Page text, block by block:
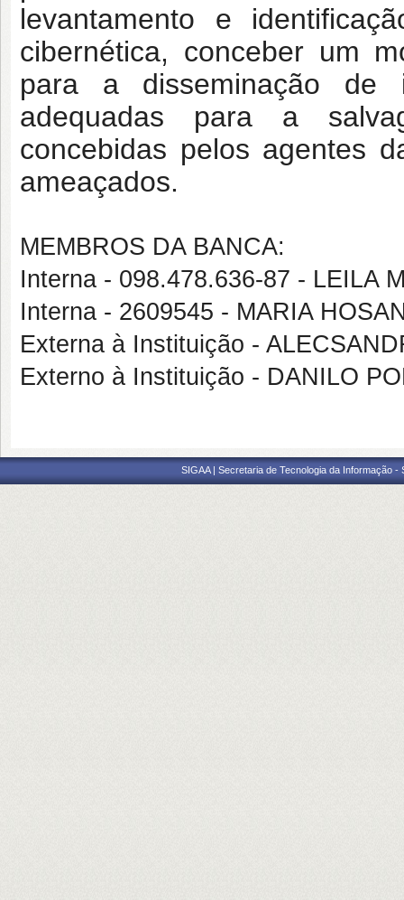
levantamento e
cibernética, conceber um
para a disseminação de
adequadas para a
concebidas pelos agentes
ameaçados.
MEMBROS DA BANCA:
Interna - 098.478.636-87 - LEILA
Interna - 2609545 - MARIA
Externa à Instituição -
Externo à Instituição - DANILO
SIGAA | Secretaria de Tecnologia da Informação